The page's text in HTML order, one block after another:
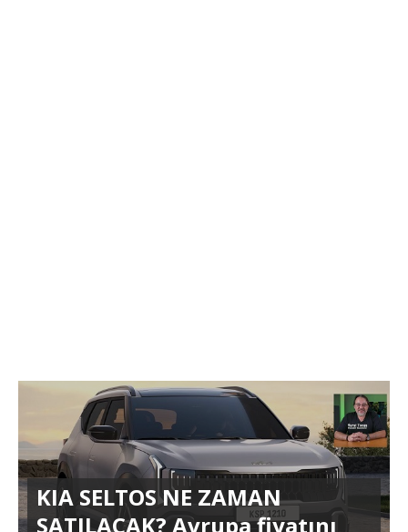
KIA SELTOS NE ZAMAN
SATILACAK? Avrupa fiyatını